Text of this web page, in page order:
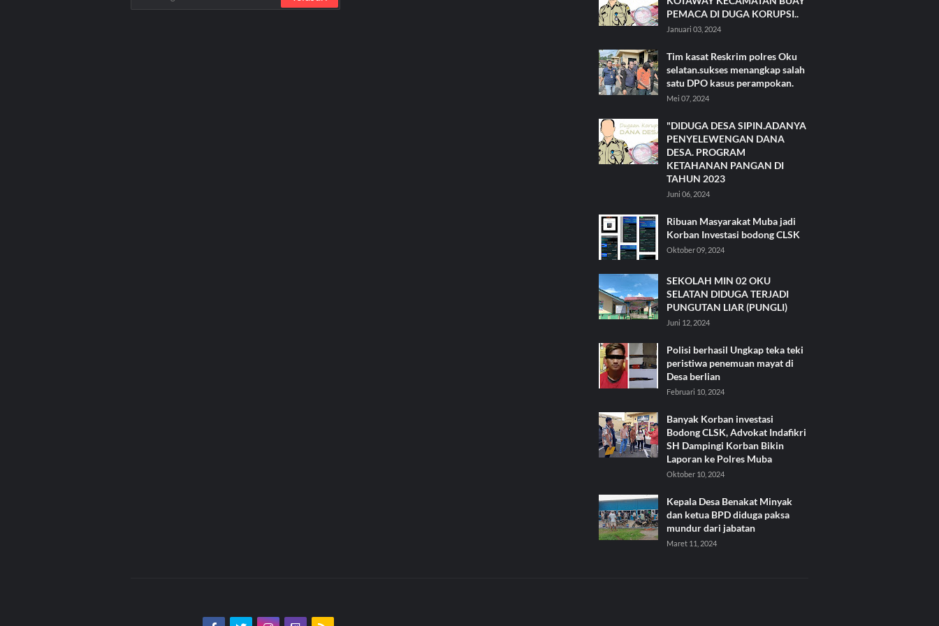
PEMACA DI DUGA KORUPSI..
Januari 03, 2024
Tim kasat Reskrim polres Oku
selatan.sukses menangkap salah
satu DPO kasus perampokan.
Mei 07, 2024
"DIDUGA DESA SIPIN.ADANYA
PENYELEWENGAN DANA
DESA. PROGRAM
KETAHANAN PANGAN DI
TAHUN 2023
Juni 06, 2024
Ribuan Masyarakat Muba jadi
Korban Investasi bodong CLSK
Oktober 09, 2024
SEKOLAH MIN 02 OKU
SELATAN DIDUGA TERJADI
PUNGUTAN LIAR (PUNGLI)
Juni 12, 2024
Polisi berhasil Ungkap teka teki
peristiwa penemuan mayat di
Desa berlian
Februari 10, 2024
Banyak Korban investasi
Bodong CLSK, Advokat Indafikri
SH Dampingi Korban Bikin
Laporan ke Polres Muba
Oktober 10, 2024
Kepala Desa Benakat Minyak
dan ketua BPD diduga paksa
mundur dari jabatan
Maret 11, 2024